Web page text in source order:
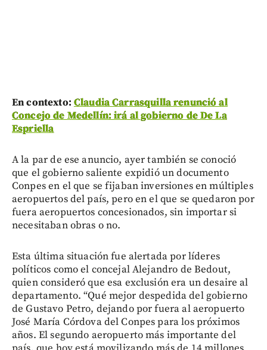
En contexto: Claudia Carrasquilla renunció al
Concejo de Medellín: irá al gobierno de De La
Espriella
A la par de ese anuncio, ayer también se conoció
que el gobierno saliente expidió un documento
Conpes en el que se fijaban inversiones en múltiples
aeropuertos del país, pero en el que se quedaron por
fuera aeropuertos concesionados, sin importar si
necesitaban obras o no.
Esta última situación fue alertada por líderes
políticos como el concejal Alejandro de Bedout,
quien consideró que esa exclusión era un desaire al
departamento. “Qué mejor despedida del gobierno
de Gustavo Petro, dejando por fuera al aeropuerto
José María Córdova del Conpes para los próximos
años. El segundo aeropuerto más importante del